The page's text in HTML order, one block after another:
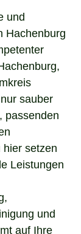
und
Hachenburg
sauber
passenden
hier setzen
Leistungen
und
auf Ihre